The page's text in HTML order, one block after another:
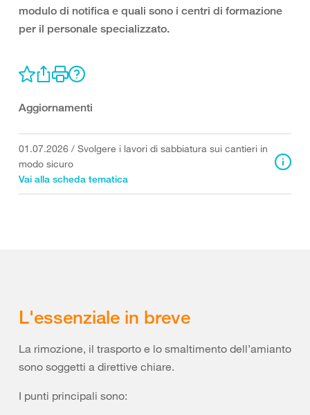
modulo di notifica e quali sono i centri di formazione
per il personale specializzato.
Aggiornamenti
01.07.2026 / Svolgere i lavori di sabbiatura sui cantieri in
modo sicuro
Vai alla scheda tematica
L'essenziale in breve
La rimozione, il trasporto e lo smaltimento dell’amianto
sono soggetti a direttive chiare.
I punti principali sono: